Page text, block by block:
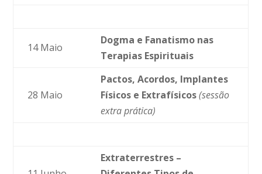
14 Maio
Dogma e Fanatismo nas
Terapias Espirituais
28 Maio
Pactos, Acordos, Implantes
Físicos e Extrafísicos (sessão
extra prática)
Extraterrestres –